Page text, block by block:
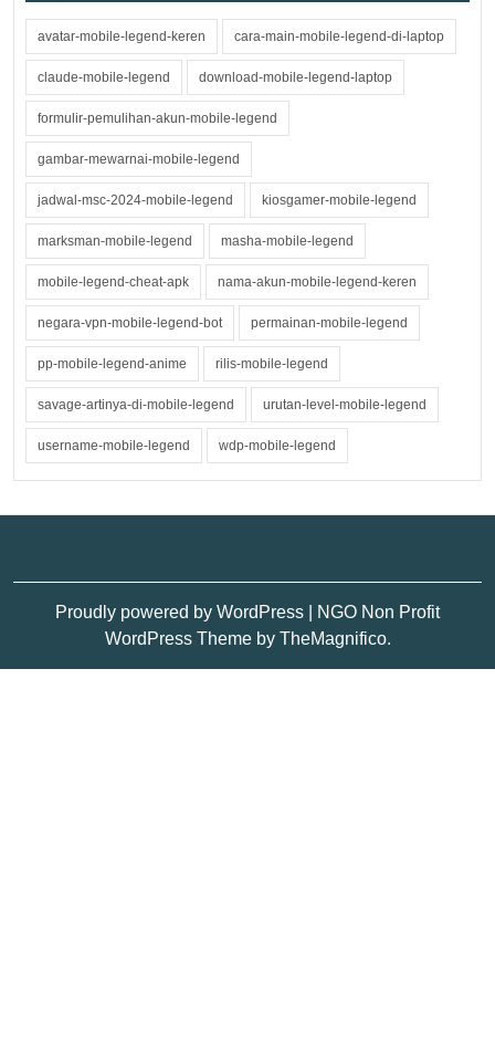
avatar-mobile-legend-keren cara-main-mobile-legend-di-laptop
claude-mobile-legend download-mobile-legend-laptop
formulir-pemulihan-akun-mobile-legend
gambar-mewarnai-mobile-legend
jadwal-msc-2024-mobile-legend kiosgamer-mobile-legend
marksman-mobile-legend masha-mobile-legend
mobile-legend-cheat-apk nama-akun-mobile-legend-keren
negara-vpn-mobile-legend-bot permainan-mobile-legend
pp-mobile-legend-anime rilis-mobile-legend
savage-artinya-di-mobile-legend urutan-level-mobile-legend
username-mobile-legend wdp-mobile-legend
Proudly powered by WordPress
NGO Non Profit
WordPress Theme by TheMagnifico.